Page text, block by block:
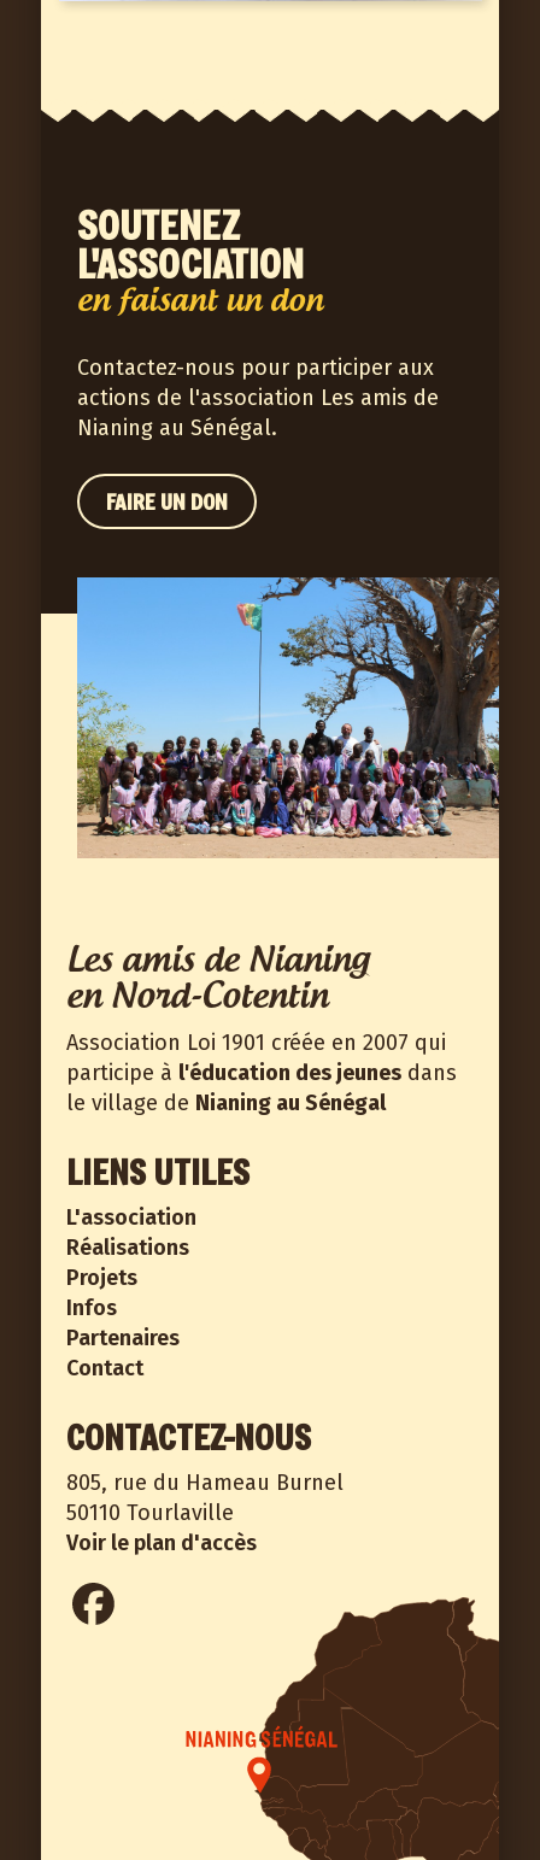
SOUTENEZ
L'ASSOCIATION
en faisant un don
Contactez-nous pour participer aux
actions de l'association Les amis de
Nianing au Sénégal.
FAIRE UN DON
Les amis de Nianing
en Nord-Cotentin
Association Loi 1901 créée en 2007 qui
participe à l'éducation des jeunesdans
le village de Nianing au Sénégal
LIENS UTILES
L'association
Réalisations
Projets
Infos
Partenaires
Contact
CONTACTEZ-NOUS
805, rue du Hameau Burnel
50110 Tourlaville
Voir le plan d'accès